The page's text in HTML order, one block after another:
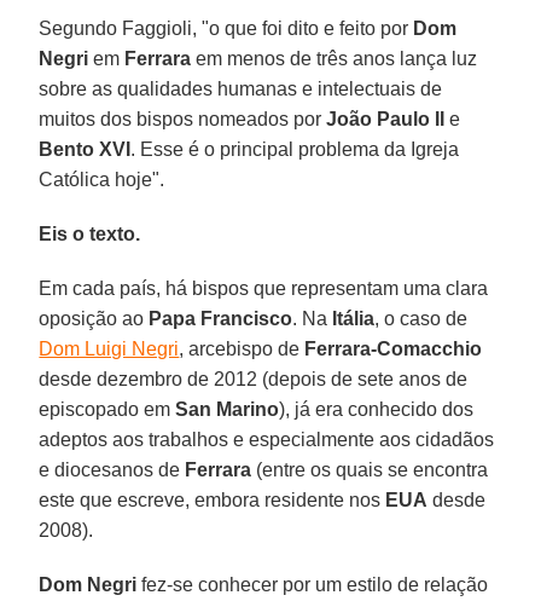
Segundo Faggioli, "o que foi dito e feito por Dom
Negri em Ferrara em menos de três anos lança luz
sobre as qualidades humanas e intelectuais de
muitos dos bispos nomeados porJoão Paulo II
e
Bento XVI . Esse é o principal problema da Igreja
Católica hoje".
Eis o texto.
Em cada país, há bispos que representam uma clara
oposição ao Papa Francisco. Na Itália, o caso de
Dom Luigi Negri, arcebispo de Ferrara-Comacchio
desde dezembro de 2012 (depois de sete anos de
episcopado emSan Marino), já era conhecido dos
adeptos aos trabalhos e especialmente aos cidadãos
e diocesanos de Ferrara (entre os quais se encontra
este que escreve, embora residente nos EUA desde
2008).
Dom Negri fez-se conhecer por um estilo de relação